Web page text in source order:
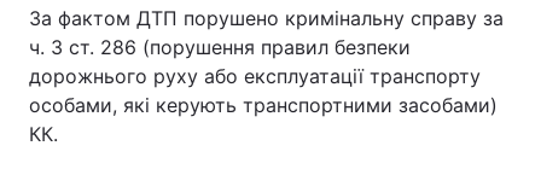
За фактом ДТП порушено кримінальну справу за
ч. 3 ст. 286 (порушення правил безпеки
дорожнього руху або експлуатації транспорту
особами, які керують транспортними засобами)
КК.